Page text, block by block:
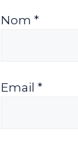
Nom *
Email *